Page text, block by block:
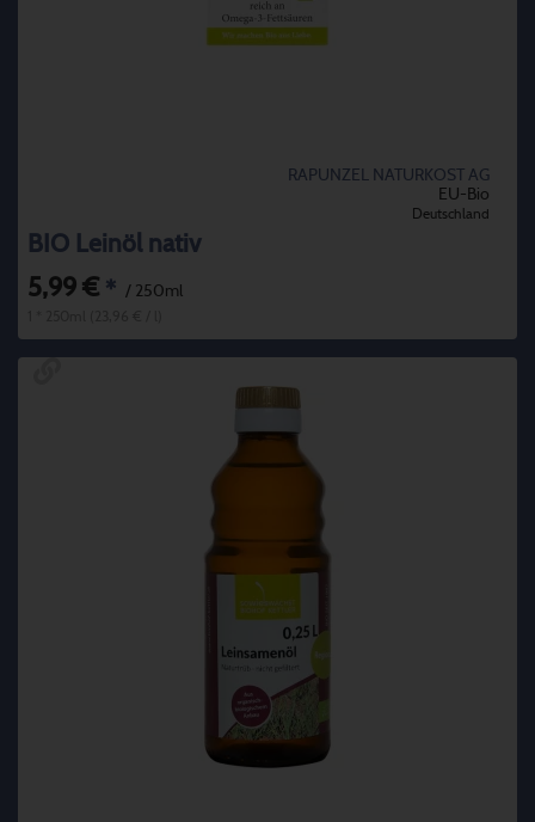
RAPUNZEL NATURKOST AG
EU-Bio
Deutschland
BIO Leinöl nativ
5,99 € * / 250ml